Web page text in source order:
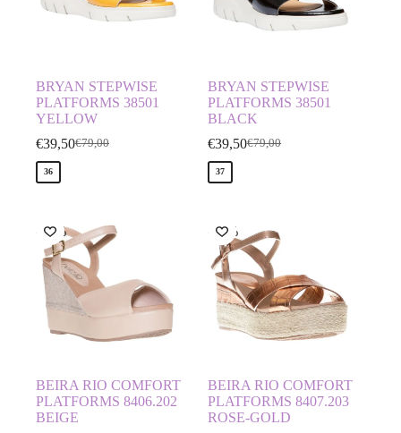
BRYAN STEPWISE
PLATFORMS 38501
YELLOW
€79,00
€39,50
36
BRYAN STEPWISE
PLATFORMS 38501
BLACK
€79,00
€39,50
37
-50%
BEIRA RIO COMFORT
PLATFORMS 8406.202
BEIGE
-50%
BEIRA RIO COMFORT
PLATFORMS 8407.203
ROSE-GOLD